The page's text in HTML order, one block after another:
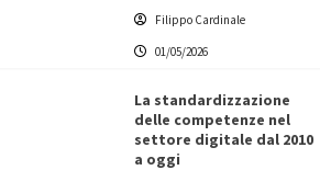
Filippo Cardinale
01/05/2026
La standardizzazione
delle competenze nel
settore digitale dal 2010
a oggi